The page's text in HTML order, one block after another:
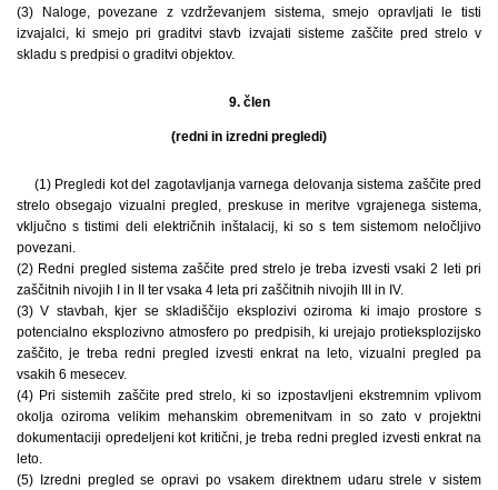
(3) Naloge, povezane z vzdrževanjem sistema, smejo opravljati le tisti
izvajalci, ki smejo pri graditvi stavb izvajati sisteme zaščite pred strelo v
skladu s predpisi o graditvi objektov.
9. člen
(redni in izredni pregledi)
(1) Pregledi kot del zagotavljanja varnega delovanja sistema zaščite pred
strelo obsegajo vizualni pregled, preskuse in meritve vgrajenega sistema,
vključno s tistimi deli električnih inštalacij, ki so s tem sistemom neločljivo
povezani.
(2) Redni pregled sistema zaščite pred strelo je treba izvesti vsaki 2 leti pri
zaščitnih nivojih I in II ter vsaka 4 leta pri zaščitnih nivojih III in IV.
(3) V stavbah, kjer se skladiščijo eksplozivi oziroma ki imajo prostore s
potencialno eksplozivno atmosfero po predpisih, ki urejajo protieksplozijsko
zaščito, je treba redni pregled izvesti enkrat na leto, vizualni pregled pa
vsakih 6 mesecev.
(4) Pri sistemih zaščite pred strelo, ki so izpostavljeni ekstremnim vplivom
okolja oziroma velikim mehanskim obremenitvam in so zato v projektni
dokumentaciji opredeljeni kot kritični, je treba redni pregled izvesti enkrat na
leto.
(5) Izredni pregled se opravi po vsakem direktnem udaru strele v sistem